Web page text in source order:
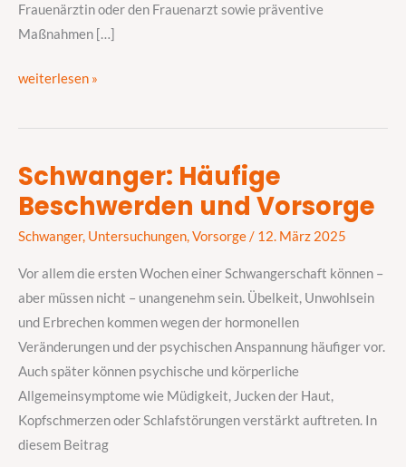
Frauenärztin oder den Frauenarzt sowie präventive
Maßnahmen […]
weiterlesen »
Schwanger: Häufige
Beschwerden und Vorsorge
Schwanger, Untersuchungen,Vorsorge/ 12. März 2025
Vor allem die ersten Wochen einer Schwangerschaft können –
aber müssen nicht – unangenehm sein. Übelkeit, Unwohlsein
und Erbrechen kommen wegen der hormonellen
Veränderungen und der psychischen Anspannung häufiger vor.
Auch später können psychische und körperliche
Allgemeinsymptome wie Müdigkeit, Jucken der Haut,
Kopfschmerzen oder Schlafstörungen verstärkt auftreten. In
diesem Beitrag
Schwanger:
Häufige
und
Vorsorge